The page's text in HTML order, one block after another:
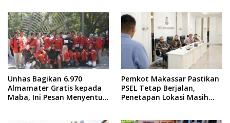
Unhas Bagikan 6.970
Almamater Gratis kepada
Maba, Ini Pesan Menyentuh
Pemkot Makassar Pastikan
PSEL Tetap Berjalan,
Penetapan Lokasi Masih